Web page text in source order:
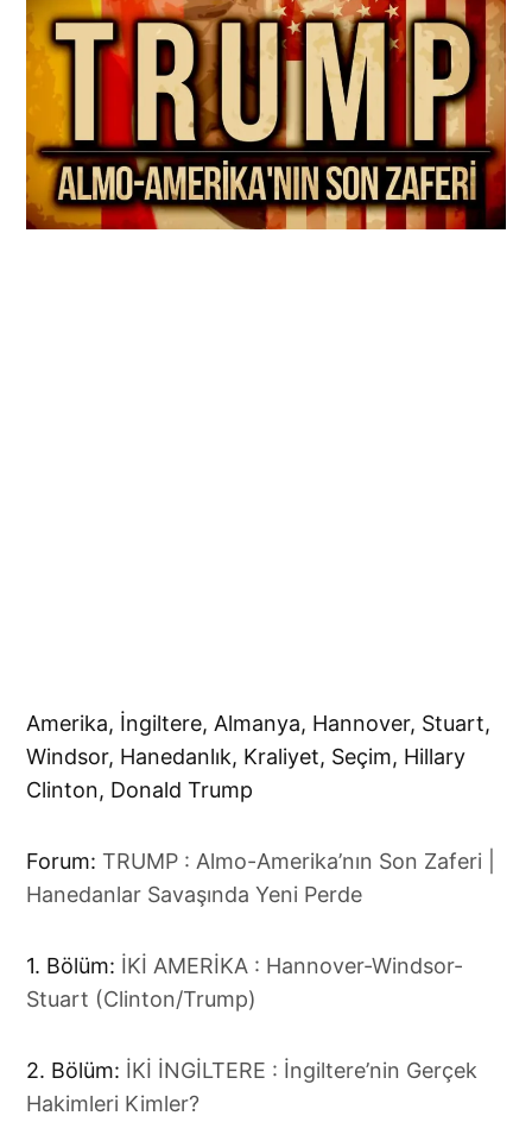
Amerika, İngiltere, Almanya, Hannover, Stuart,
Windsor, Hanedanlık, Kraliyet, Seçim, Hillary
Clinton, Donald Trump
Forum:TRUMP : Almo-Amerika’nın Son Zaferi |
Hanedanlar Savaşında Yeni Perde
1. Bölüm: İKİ AMERİKA : Hannover-Windsor-
Stuart (Clinton/Trump)
2. Bölüm: İKİ İNGİLTERE : İngiltere’nin Gerçek
Hakimleri Kimler?